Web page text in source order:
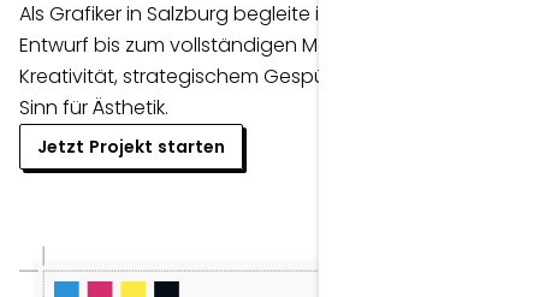
Als Grafiker in Salzburg begleite ich dich vom ersten
Entwurf bis zum vollständigen Markenauftritt – mit
Kreativität, strategischem Gespür und einem feinen
Sinn für Ästhetik.
Jetzt Projekt starten